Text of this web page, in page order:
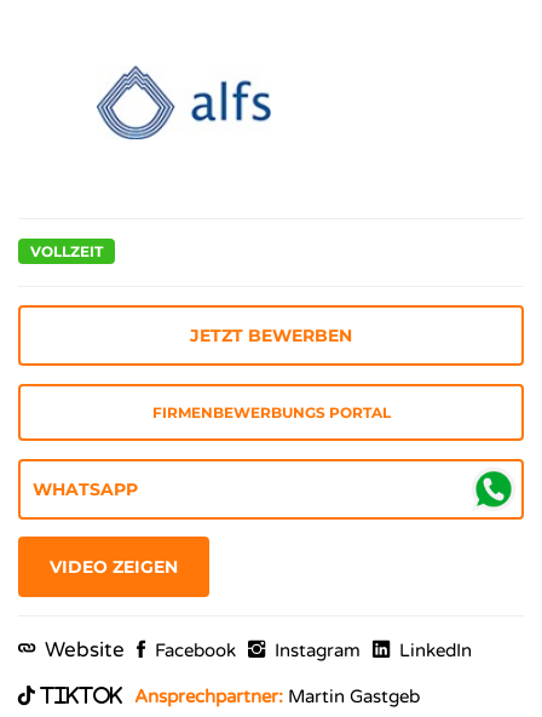
VOLLZEIT
JETZT BEWERBEN
FIRMENBEWERBUNGS PORTAL
VIDEO ZEIGEN
Website Facebook Instagram LinkedIn
TikTok Ansprechpartner: Martin Gastgeb